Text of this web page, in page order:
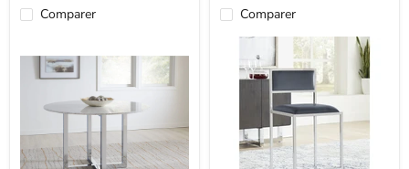
Comparer Comparer